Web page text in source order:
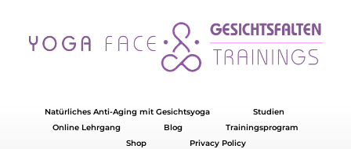
Natürliches Anti-Aging mit Gesichtsyoga
Studien
Online Lehrgang
Blog
Trainingsprogram
Shop
Privacy Policy